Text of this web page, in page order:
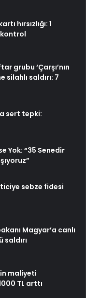
hırsızlığı: 1
grubu ‘Çarşı’nın
saldırı: 7
sert tepki:
Yok: “35 Senedir
sebze fidesi
Magyar’a canlı
saldırı
maliyeti
TL arttı